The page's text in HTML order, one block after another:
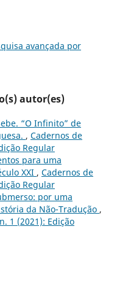
avançada por
autor(es)
“O Infinito” de
, Cadernos de
Regular
para uma
XXI , Cadernos de
Regular
por uma
da Não-Tradução ,
1 (2021): Edição